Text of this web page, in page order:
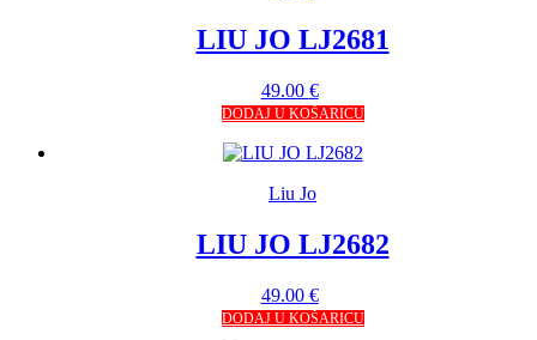
LIU JO LJ2681
49.00 €
DODAJ U KOŠARICU
Liu Jo
LIU JO LJ2682
49.00 €
DODAJ U KOŠARICU